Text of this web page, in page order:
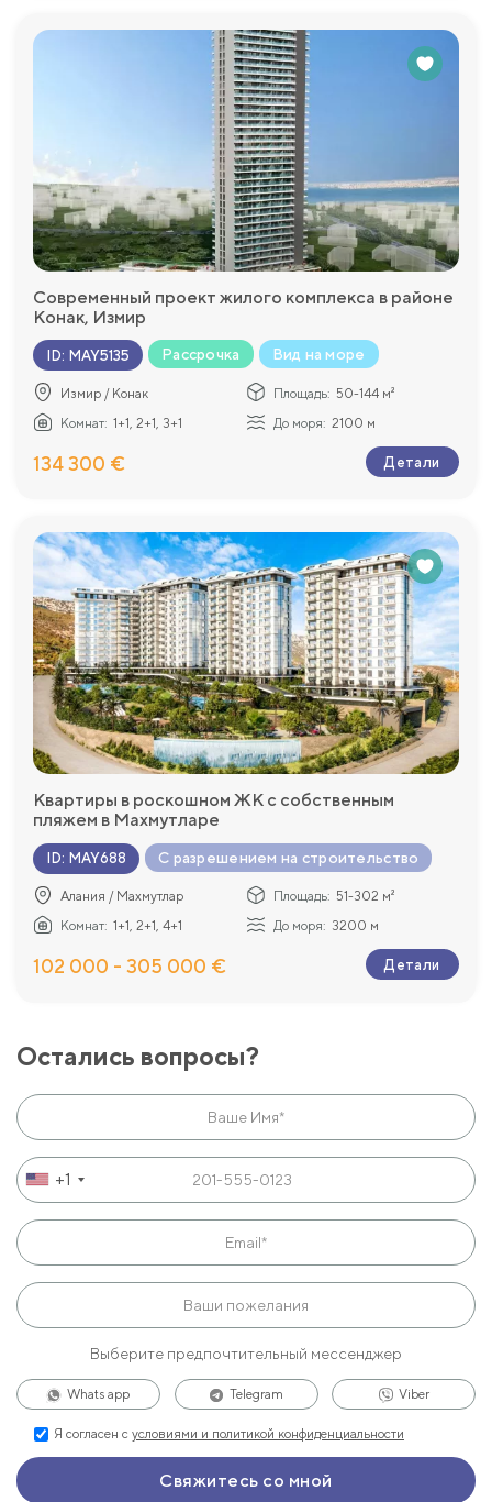
Современный проект жилого комплекса в районе
Конак, Измир
ID: MAY5135 Рассрочка Вид на море
Измир / Конак Площадь: 50-144 м²
Комнат: 1+1, 2+1, 3+1 До моря: 2100 м
134 300 € Детали
Квартиры в роскошном ЖК с собственным
пляжем в Махмутларе
ID: MAY688 С разрешением на строительство
Алания / Махмутлар Площадь: 51-302 м²
Комнат: 1+1, 2+1, 4+1 До моря: 3200 м
102 000 - 305 000 € Детали
Остались вопросы?
+1
Выберите предпочтительный мессенджер
Whats app Telegram Viber
Я согласен с условиями и политикой конфиденциальности